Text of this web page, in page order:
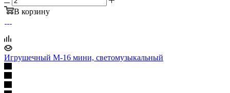
В корзину
Игрушечный М-16 мини, светомузыкальный